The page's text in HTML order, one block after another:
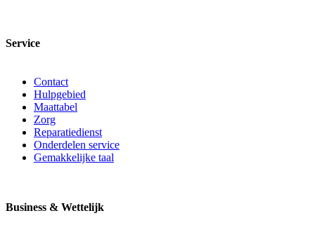
Service
Contact
Hulpgebied
Maattabel
Zorg
Reparatiedienst
Onderdelen service
Gemakkelijke taal
Business & Wettelijk